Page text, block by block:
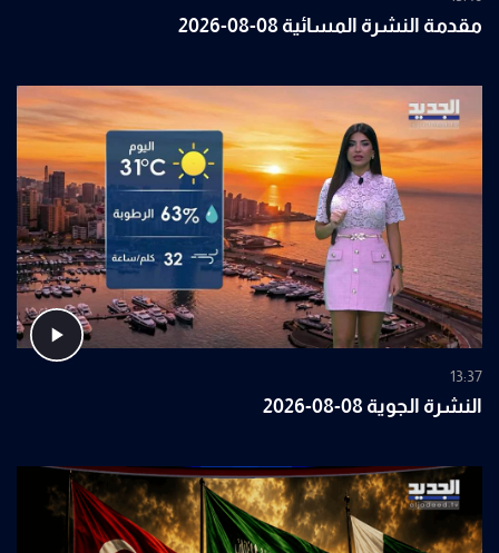
مقدمة النشرة المسائية 08-08-2026
13:37
النشرة الجوية 08-08-2026